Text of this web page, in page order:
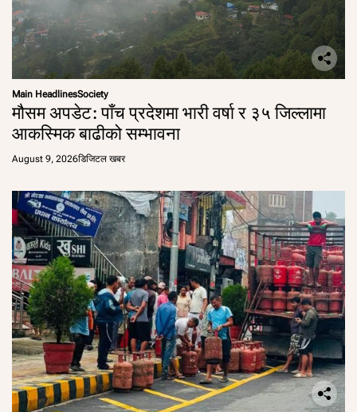
Main HeadlinesSociety
मौसम अपडेट: पाँच प्रदेशमा भारी वर्षा र ३५ जिल्लामा
आकस्मिक बाढीको सम्भावना
August 9, 2026डिजिटल खबर